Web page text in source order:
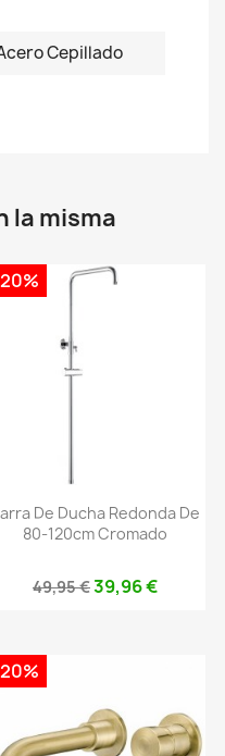
Cepillado
la misma
De Ducha Redonda De
80-120cm Cromado
49,95 €39,96 €